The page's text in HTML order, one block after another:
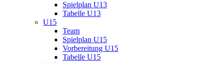
Spielplan U13
Tabelle U13
U15
Team
Spielplan U15
Vorbereitung U15
Tabelle U15